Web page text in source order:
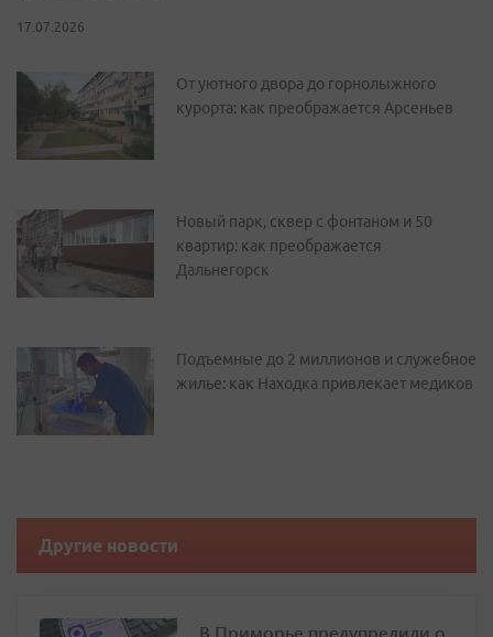
17.07.2026
От уютного двора до горнолыжного
курорта: как преображается Арсеньев
Новый парк, сквер с фонтаном и 50
квартир: как преображается
Дальнегорск
Подъемные до 2 миллионов и служебное
жилье: как Находка привлекает медиков
Другие новости
В Приморье предупредили о